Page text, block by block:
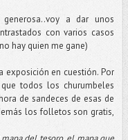
a dar unos
con varios casos
hay quien me gane)
en cuestión. Por
todos los churumbeles
de sandeces de esas de
los folletos son gratis,